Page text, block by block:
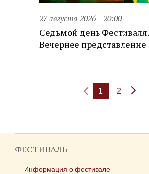
27 августа 2026 20:00
Седьмой день Фестиваля.
Вечернее представление
1 2
ФЕСТИВАЛЬ
Информация о фестивале